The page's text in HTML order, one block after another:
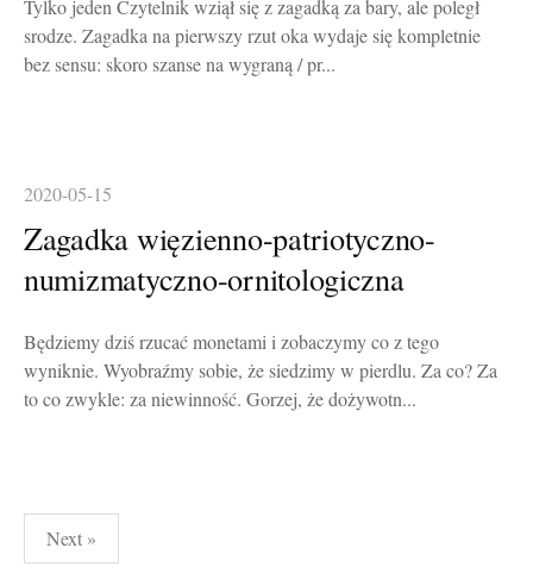
Tylko jeden Czytelnik wziął się z zagadką za bary, ale poległ
srodze. Zagadka na pierwszy rzut oka wydaje się kompletnie
bez sensu: skoro szanse na wygraną / pr...
2020-05-15
Zagadka więzienno-patriotyczno-
numizmatyczno-ornitologiczna
Będziemy dziś rzucać monetami i zobaczymy co z tego
wyniknie. Wyobraźmy sobie, że siedzimy w pierdlu. Za co? Za
to co zwykle: za niewinność. Gorzej, że dożywotn...
Stronicowanie
Next »